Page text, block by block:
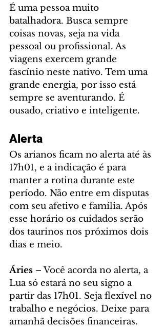
É uma pessoa muito
batalhadora. Busca sempre
coisas novas, seja na vida
pessoal ou profissional. As
viagens exercem grande
fascínio neste nativo. Tem uma
grande energia, por isso está
sempre se aventurando. É
ousado, criativo e inteligente.
Alerta
Os arianos ficam no alerta até às
17h01, e a indicação é para
manter a rotina durante este
período. Não entre em disputas
com seu afetivo e família. Após
esse horário os cuidados serão
dos taurinos nos próximos dois
dias e meio.
Áries – Você acorda no alerta, a
Lua só estará no seu signo a
partir das 17h01. Seja flexível no
trabalho e negócios. Deixe para
amanhã decisões financeiras.